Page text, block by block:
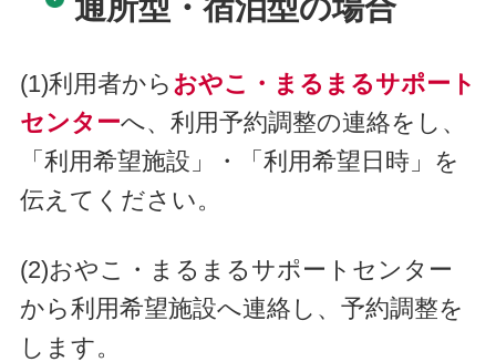
(1)利用者から おやこ・まるまるサポート
センターへ、利用予約調整の連絡をし、
「利用希望施設」・「利用希望日時」を
伝えてください。
(2)おやこ・まるまるサポートセンター
から利用希望施設へ連絡し、予約調整を
します。